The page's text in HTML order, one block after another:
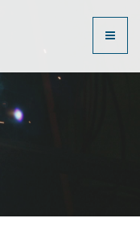
Toggle